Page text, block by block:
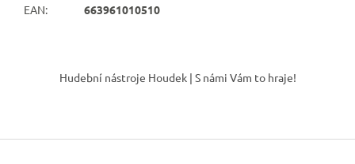
EAN: 663961010510
í
Hudební nástroje Houdek | S námi Vám to hraje!